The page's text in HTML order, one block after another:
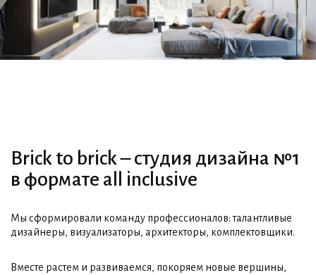
Brick to brick – студия дизайна №1
в формате all inclusive
Мы сформировали команду профессионалов: талантливые
дизайнеры, визуализаторы, архитекторы, комплектовщики.
Вместе растем и развиваемся, покоряем новые вершины,